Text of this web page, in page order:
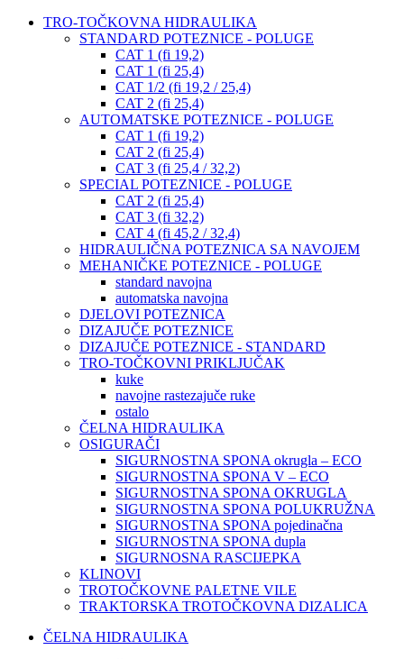
TRO-TOČKOVNA HIDRAULIKA
STANDARD POTEZNICE - POLUGE
CAT 1 (fi 19,2)
CAT 1 (fi 25,4)
CAT 1/2 (fi 19,2 / 25,4)
CAT 2 (fi 25,4)
AUTOMATSKE POTEZNICE - POLUGE
CAT 1 (fi 19,2)
CAT 2 (fi 25,4)
CAT 3 (fi 25,4 / 32,2)
SPECIAL POTEZNICE - POLUGE
CAT 2 (fi 25,4)
CAT 3 (fi 32,2)
CAT 4 (fi 45,2 / 32,4)
HIDRAULIČNA POTEZNICA SA NAVOJEM
MEHANIČKE POTEZNICE - POLUGE
standard navojna
automatska navojna
DJELOVI POTEZNICA
DIZAJUČE POTEZNICE
DIZAJUČE POTEZNICE - STANDARD
TRO-TOČKOVNI PRIKLJUČAK
kuke
navojne rastezajuče ruke
ostalo
ČELNA HIDRAULIKA
OSIGURAČI
SIGURNOSTNA SPONA okrugla – ECO
SIGURNOSTNA SPONA V – ECO
SIGURNOSTNA SPONA OKRUGLA
SIGURNOSTNA SPONA POLUKRUŽNA
SIGURNOSTNA SPONA pojedinačna
SIGURNOSTNA SPONA dupla
SIGURNOSNA RASCIJEPKA
KLINOVI
TROTOČKOVNE PALETNE VILE
TRAKTORSKA TROTOČKOVNA DIZALICA
ČELNA HIDRAULIKA